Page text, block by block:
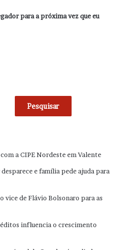
para a próxima vez que eu
Pesquisar
a CIPE Nordeste em Valente
e família pede ajuda para
vice de Flávio Bolsonaro para as
influencia o crescimento